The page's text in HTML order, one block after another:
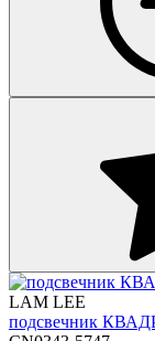
LAM LEE
подсвечник